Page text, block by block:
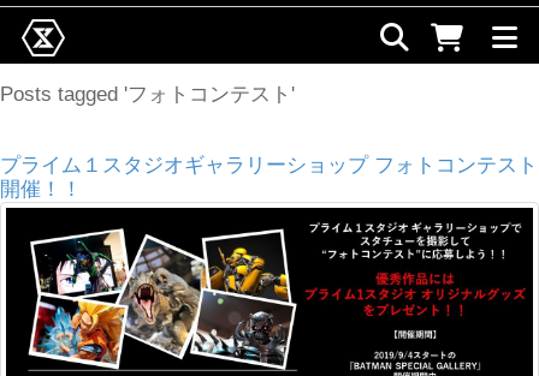
Posts tagged 'フォトコンテスト'
プライム１スタジオギャラリーショップ フォトコンテスト
開催！！